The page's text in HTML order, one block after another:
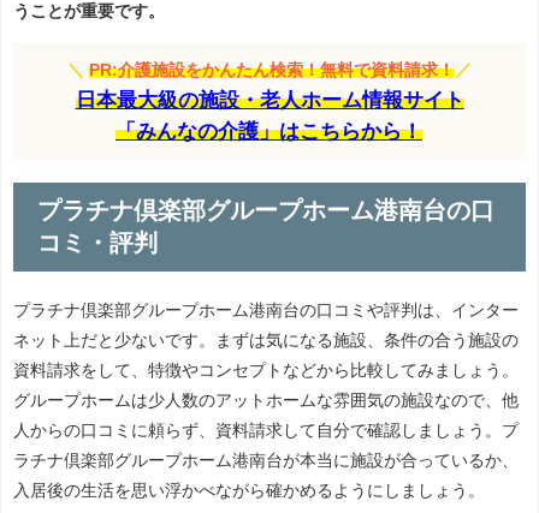
うことが重要です。
＼ PR:介護施設をかんたん検索！無料で資料請求！ ／
日本最大級の施設・老人ホーム情報サイト
「みんなの介護」はこちらから！
プラチナ倶楽部グループホーム港南台の口
コミ・評判
プラチナ倶楽部グループホーム港南台の口コミや評判は、インター
ネット上だと少ないです。まずは気になる施設、条件の合う施設の
資料請求をして、特徴やコンセプトなどから比較してみましょう。
グループホームは少人数のアットホームな雰囲気の施設なので、他
人からの口コミに頼らず、資料請求して自分で確認しましょう。プ
ラチナ倶楽部グループホーム港南台が本当に施設が合っているか、
入居後の生活を思い浮かべながら確かめるようにしましょう。